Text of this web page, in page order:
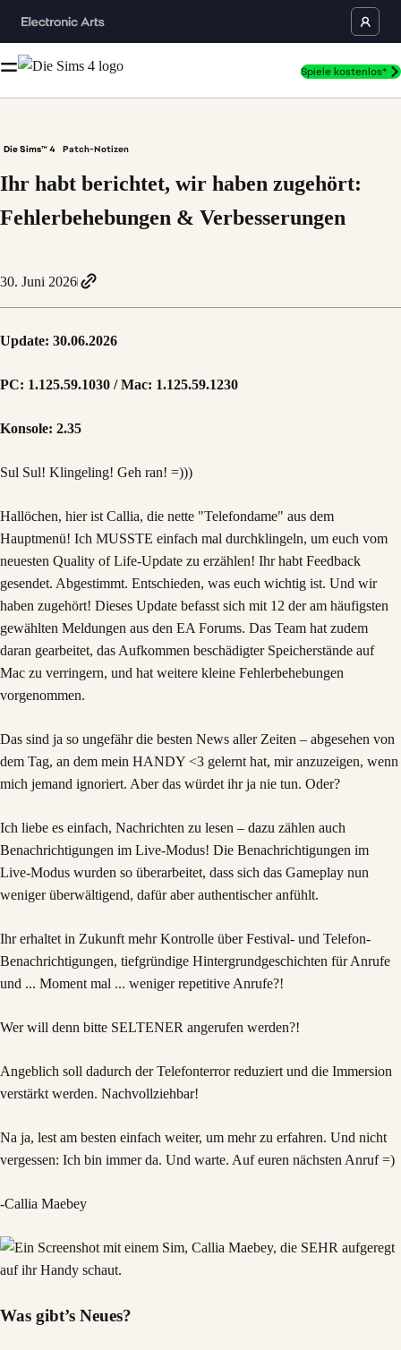
Spiele kostenlos*
Die Sims™ 4 Patch-Notizen
Ihr habt berichtet, wir haben zugehört:
Fehlerbehebungen & Verbesserungen
30. Juni 2026
Update: 30.06.2026
PC: 1.125.59.1030 / Mac: 1.125.59.1230
Konsole: 2.35
Sul Sul! Klingeling! Geh ran! =)))
Hallöchen, hier ist Callia, die nette "Telefondame" aus dem
Hauptmenü! Ich MUSSTE einfach mal durchklingeln, um euch vom
neuesten Quality of Life-Update zu erzählen! Ihr habt Feedback
gesendet. Abgestimmt. Entschieden, was euch wichtig ist. Und wir
haben zugehört! Dieses Update befasst sich mit 12 der am häufigsten
gewählten Meldungen aus den EA Forums. Das Team hat zudem
daran gearbeitet, das Aufkommen beschädigter Speicherstände auf
Mac zu verringern, und hat weitere kleine Fehlerbehebungen
vorgenommen.
Das sind ja so ungefähr die besten News aller Zeiten – abgesehen von
dem Tag, an dem mein HANDY <3 gelernt hat, mir anzuzeigen, wenn
mich jemand ignoriert. Aber das würdet ihr ja nie tun. Oder?
Ich liebe es einfach, Nachrichten zu lesen – dazu zählen auch
Benachrichtigungen im Live-Modus! Die Benachrichtigungen im
Live-Modus wurden so überarbeitet, dass sich das Gameplay nun
weniger überwältigend, dafür aber authentischer anfühlt.
Ihr erhaltet in Zukunft mehr Kontrolle über Festival- und Telefon-
Benachrichtigungen, tiefgründige Hintergrundgeschichten für Anrufe
und ... Moment mal ... weniger repetitive Anrufe?!
Wer will denn bitte SELTENER angerufen werden?!
Angeblich soll dadurch der Telefonterror reduziert und die Immersion
verstärkt werden. Nachvollziehbar!
Na ja, lest am besten einfach weiter, um mehr zu erfahren. Und nicht
vergessen: Ich bin immer da. Und warte. Auf euren nächsten Anruf =)
-Callia Maebey
Was gibt’s Neues?